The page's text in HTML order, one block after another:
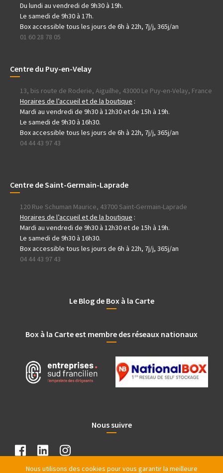
Du lundi au vendredi de 9h30 à 19h.
Le samedi de 9h30 à 17h.
Box accessible tous les jours de 6h à 22h, 7j/j, 365j/an
01 60 28 78 05
Centre du Puy-en-Velay
13, bis route de Roderie, Aiguilhe, 43000 Le Puy-en-Velay, France
Horaires de l’accueil et de la boutique :
Mardi au vendredi de 9h30 à 12h30 et de 15h à 19h.
Le samedi de 9h30 à 16h30.
Box accessible tous les jours de 6h à 22h, 7j/j, 365j/an
04 44 43 97 43
Centre de Saint-Germain-Laprade
120 Rue Schuman Maurice, 43700 Saint-Germain-Laprade
Horaires de l’accueil et de la boutique :
Mardi au vendredi de 9h30 à 12h30 et de 15h à 19h.
Le samedi de 9h30 à 16h30.
Box accessible tous les jours de 6h à 22h, 7j/j, 365j/an
04 44 43 97 43
Le Blog de Box à la Carte
Box à la Carte est membre des réseaux nationaux
Nous suivre
Nous utilisons des cookies pour vous garantir la meilleure